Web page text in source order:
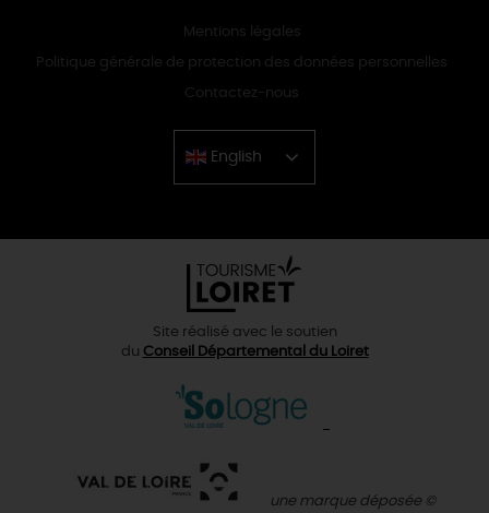
Mentions légales
Politique générale de protection des données personnelles
Contactez-nous
English
Chinese
Site réalisé avec le soutien
du Conseil Départemental du Loiret
une marque déposée ©